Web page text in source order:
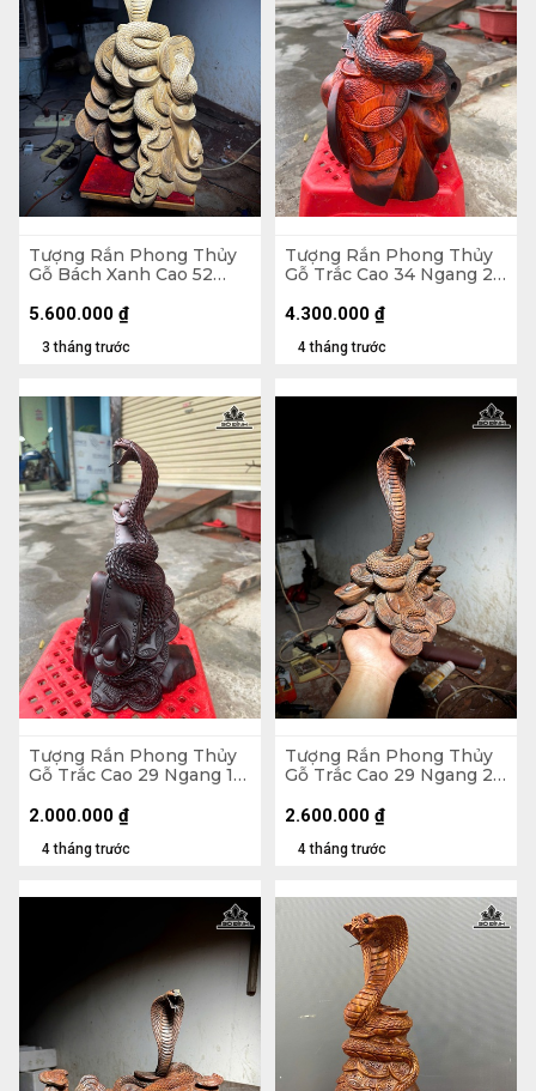
Tượng Rắn Phong Thủy
Gỗ Bách Xanh Cao 52
3 tháng trước
5.600.000 ₫
Tượng Rắn Phong Thủy
Gỗ Trắc Cao 34 Ngang 28
4 tháng trước
4.300.000 ₫
Tượng Rắn Phong Thủy
Gỗ Trắc Cao 29 Ngang 17
4 tháng trước
2.000.000 ₫
Tượng Rắn Phong Thủy
Gỗ Trắc Cao 29 Ngang 24
4 tháng trước
2.600.000 ₫